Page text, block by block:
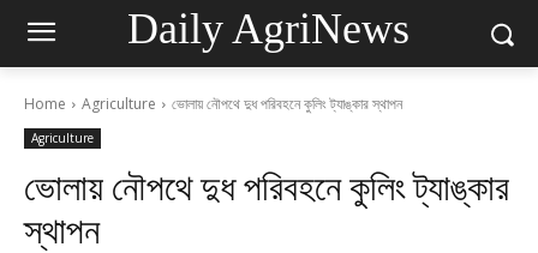
Daily AgriNews
Home Agriculture ভোলায় নৌপথে দুধ পরিবহনে কুলিং ট্যাঙ্কার স্থাপন
Agriculture
ভোলায় নৌপথে দুধ পরিবহনে কুলিং ট্যাঙ্কার
স্থাপন